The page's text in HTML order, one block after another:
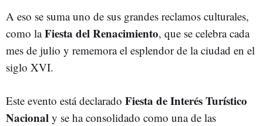
A eso se suma uno de sus grandes reclamos culturales,
como laFiesta del Renacimiento, que se celebra cada
mes de julio y rememora el esplendor de la ciudad en el
siglo XVI.
Este evento está declarado Fiesta de Interés Turístico
Nacional y se ha consolidado como una de las